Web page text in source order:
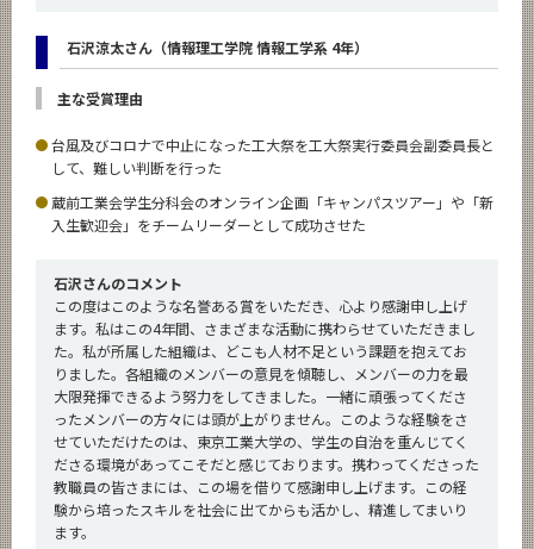
石沢涼太さん（情報理工学院 情報工学系 4年）
主な受賞理由
台風及びコロナで中止になった工大祭を工大祭実行委員会副委員長と
して、難しい判断を行った
蔵前工業会学生分科会のオンライン企画「キャンパスツアー」や「新
入生歓迎会」をチームリーダーとして成功させた
石沢さんのコメント
この度はこのような名誉ある賞をいただき、心より感謝申し上げ
ます。私はこの4年間、さまざまな活動に携わらせていただきまし
た。私が所属した組織は、どこも人材不足という課題を抱えてお
りました。各組織のメンバーの意見を傾聴し、メンバーの力を最
大限発揮できるよう努力をしてきました。一緒に頑張ってくださ
ったメンバーの方々には頭が上がりません。このような経験をさ
せていただけたのは、東京工業大学の、学生の自治を重んじてく
ださる環境があってこそだと感じております。携わってくださった
教職員の皆さまには、この場を借りて感謝申し上げます。この経
験から培ったスキルを社会に出てからも活かし、精進してまいり
ます。